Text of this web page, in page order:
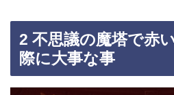
2 不思議の魔塔で赤
際に大事な事